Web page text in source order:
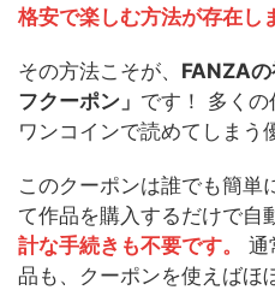
格安で楽しむ方法が存在し
その方法こそが、 FANZA
フクーポン」 です！ 多く
ワンコインで読めてしまう
このクーポンは誰でも簡単
て作品を購入するだけで自
計な手続きも不要です。
通
品も、クーポンを使えばほ